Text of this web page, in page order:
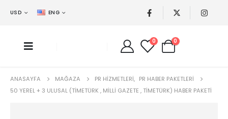
USD ENG
0 0
ANASAYFA MAĞAZA PR HIZMETLERI, PR HABER PAKETLERI
50 YEREL + 3 ULUSAL (TIMETÜRK , MILLI GAZETE , TIMETÜRK) HABER PAKETI